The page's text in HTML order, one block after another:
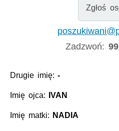
Zgłoś
Zadzwoń:
Drugie imię:-
Imię ojca: IVAN
Imię matki: NADIA